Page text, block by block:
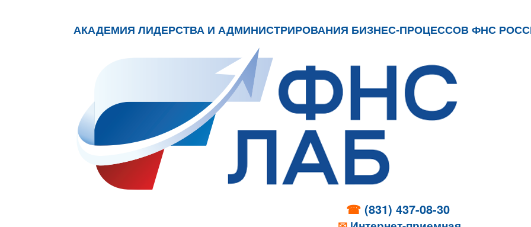
АКАДЕМИЯ ЛИДЕРСТВА И АДМИНИСТРИРОВАНИЯ БИЗНЕС-ПРОЦЕССОВ ФНС
☎ (831) 437-08-30